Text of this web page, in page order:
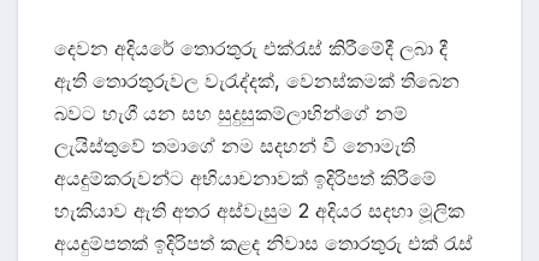
දෙවන අදියරේ තොරතුරු එක්රැස් කිරීමේදී ලබා දී
ඇති තොරතුරුවල වැරැද්දක්, වෙනස්කමක් තිබෙන
බවට හැගී යන සහ සුදුසුකම්ලාභින්ගේ නම්
ලැයිස්තුවේ තමාගේ නම සදහන් වී නොමැති
අයදුම්කරුවන්ට අභියාචනාවක් ඉදිරිපත් කිරීමේ
හැකියාව ඇති අතර අස්වැසුම 2 අදියර සදහා මූලික
අයදුම්පතක් ඉදිරිපත් කළද නිවාස තොරතුරු එක් රැස්